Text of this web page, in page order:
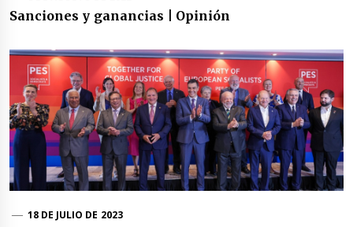
Sanciones y ganancias | Opinión
18 DE JULIO DE 2023